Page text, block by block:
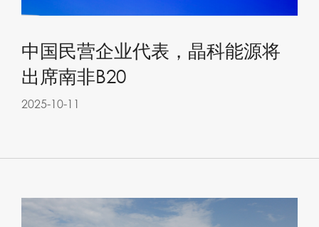
中国民营企业代表，晶科能源将
出席南非B20
2025-10-11